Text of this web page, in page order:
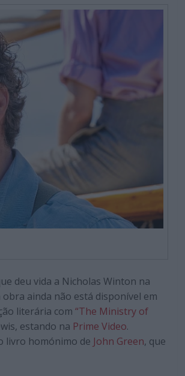
deu vida a Nicholas Winton na
ainda não está disponível em
literária com “The Ministry of
estando na Prime Video.
livro homónimo de John Green, que